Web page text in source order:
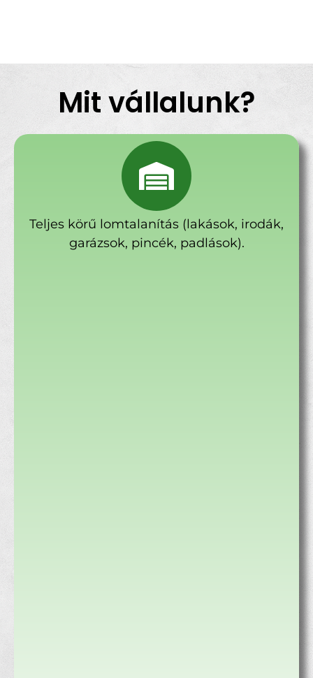
Mit vállalunk?
Teljes körű lomtalanítás (lakások, irodák,
garázsok, pincék, padlások).